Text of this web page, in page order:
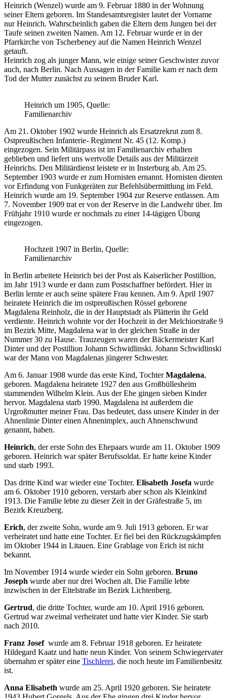
Heinrich (Wenzel) wurde am 9. Februar 1880 in der Wohnung
seiner Eltern geboren. Im Standesamtsregister lautet der Vorname
nur Heinrich. Wahrscheinlich gaben die Eltern dem Jungen bei der
Taufe seinen zweiten Namen. Am 12. Februar wurde er in der
Pfarrkirche von Tscherbeney auf die Namen Heinrich Wenzel
getauft.
Heinrich zog als junger Mann, wie einige seiner Geschwister zuvor
auch, nach Berlin. Nach Aussagen in der Familie kam er nach dem
Tod der Mutter zunächst zu seinem Bruder Karl.
Heinrich um 1905, Quelle:
Familienarchiv
Am 21. Oktober 1902 wurde Heinrich als Ersatzrekrut zum 8.
Ostpreußischen Infanterie- Regiment Nr. 45 (12. Komp.)
eingezogen. Sein Militärpass ist im Familienarchiv erhalten
geblieben und liefert uns wertvolle Details aus der Militärzeit
Heinrichs. Den Militärdienst leistete er in Insterburg ab. Am 25.
September 1903 wurde er zum Hornisten ernannt. Hornisten dienten
vor Erfindung von Funkgeräten zur Befehlsübermittlung im Feld.
Heinrich wurde am 19. September 1904 zur Reserve entlassen. Am
7. November 1909 trat er von der Reserve in die Landwehr über. Im
Frühjahr 1910 wurde er nochmals zu einer 14-tägigen Übung
eingezogen.
Hochzeit 1907 in Berlin, Quelle:
Familienarchiv
In Berlin arbeitete Heinrich bei der Post als Kaiserlicher Postillion,
im Jahr 1913 wurde er dann zum Postschaffner befördert. Hier in
Berlin lernte er auch seine spätere Frau kennen. Am 9. April 1907
heiratete Heinrich die im ostpreußischen Rössel geborene
Magdalena Reinholz, die in der Hauptstadt als Plätterin ihr Geld
verdiente. Heinrich wohnte vor der Hochzeit in der Melchiorstraße 9
im Bezirk Mitte, Magdalena war in der gleichen Straße in der
Nummer 30 zu Hause. Trauzeugen waren der Bäckermeister Karl
Dinter und der Postillion Johann Schwidlinski. Johann Schwidlinski
war der Mann von Magdalenas jüngerer Schwester.
Am 6. Januar 1908 wurde das erste Kind, TochterMagdalena,
geboren. Magdalena heiratete 1927 den aus Großbüllesheim
stammenden Wilhelm Klein. Aus der Ehe gingen sieben Kinder
hervor. Magdalena starb 1990. Magdalena ist außerdem die
Urgroßmutter meiner Frau. Das bedeutet, dass unsere Kinder in der
Ahnenlinie Dinter einen Ahnenimplex, auch Ahnenschwund
genannt, haben.
Heinrich, der erste Sohn des Ehepaars wurde am 11. Oktober 1909
geboren. Heinrich war später Berufssoldat. Er hatte keine Kinder
und starb 1993.
Das dritte Kind war wieder eine Tochter. Elisabeth Josefa wurde
am 6. Oktober 1910 geboren, verstarb aber schon als Kleinkind
1913. Die Familie lebte zu dieser Zeit in der Gräfestraße 5, im
Bezirk Kreuzberg.
Erich, der zweite Sohn, wurde am 9. Juli 1913 geboren. Er war
verheiratet und hatte eine Tochter. Er fiel bei den Rückzugskämpfen
im Oktober 1944 in Litauen. Eine Grablage von Erich ist nicht
bekannt.
Im November 1914 wurde wieder ein Sohn geboren. Bruno
Joseph wurde aber nur drei Wochen alt. Die Familie lebte
inzwischen in der Eitelstraße im Bezirk Lichtenberg.
Gertrud, die dritte Tochter, wurde am 10. April 1916 geboren.
Gertrud war zweimal verheiratet und hatte vier Kinder. Sie starb
nach 2010.
Franz Josefwurde am 8. Februar 1918 geboren. Er heiratete
Hildegard Kaatz und hatte neun Kinder. Von seinem Schwiegervater
übernahm er später eine Tischlerei, die noch heute im Familienbesitz
ist.
Anna Elisabeth wurde am 25. April 1920 geboren. Sie heiratete